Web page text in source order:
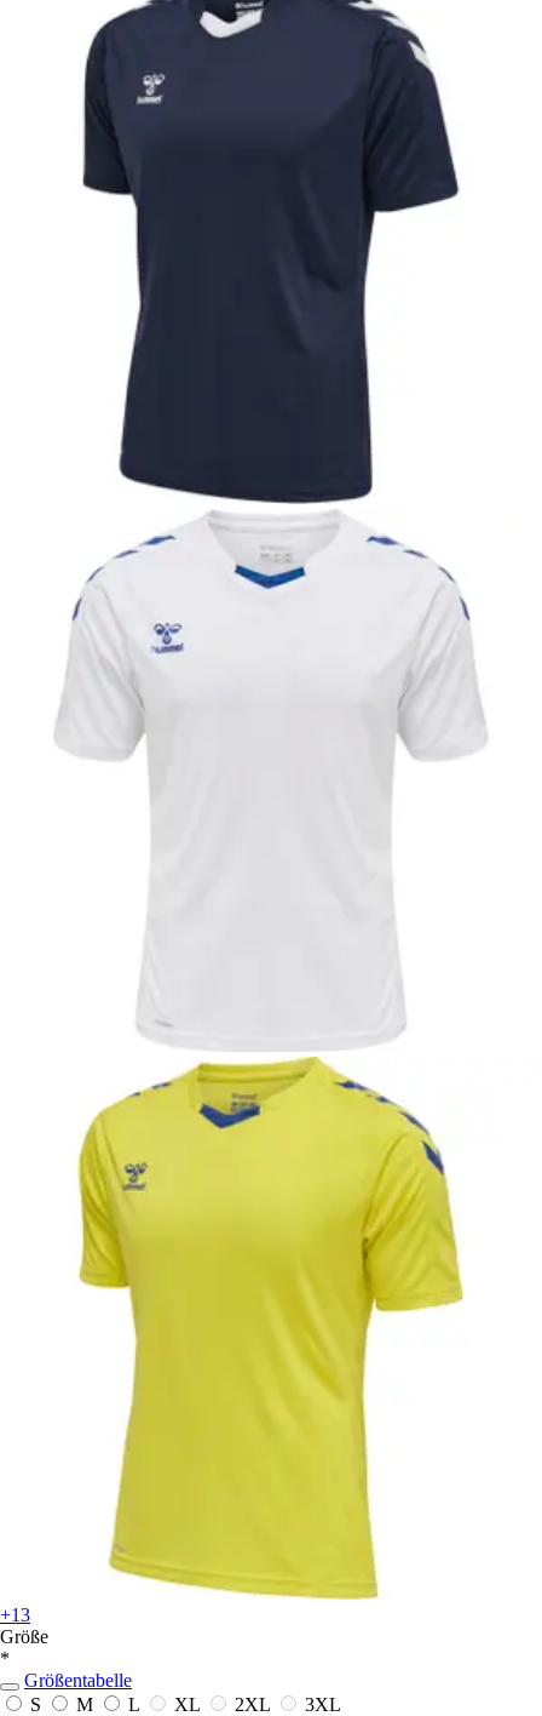
+13
Größe
*
Größentabelle
S
M L XL 2XL
3XL